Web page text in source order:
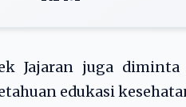
Jajaran juga
edukasi